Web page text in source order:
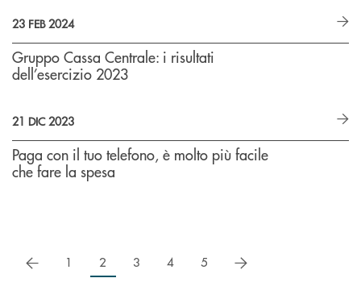
23 FEB 2024
Gruppo Cassa Centrale: i risultati
dell’esercizio 2023
21 DIC 2023
Paga con il tuo telefono, è molto più facile
che fare la spesa
precedente
1 2 3 4 5 successivo